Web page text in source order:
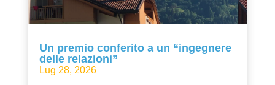
Un premio conferito a un “ingegnere
delle relazioni”
Lug 28, 2026